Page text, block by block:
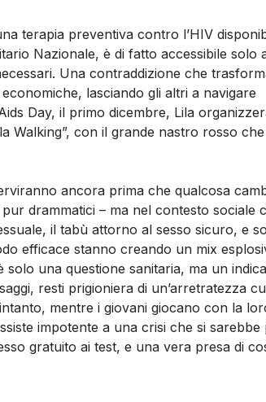
terapia preventiva contro l’HIV
Nazionale, è di fatto accessibile solo
Una contraddizione che
lasciando gli altri a navigare
Day, il primo dicembre, Lila
Walking”, con il grande nastro rosso
ancora prima che qualcosa
drammatici – ma nel contesto sociale
il tabù attorno al sesso sicuro, e
efficace stanno creando un mix
solo una questione sanitaria, ma un
resti prigioniera di un’arretratezza
mentre i giovani giocano con la
impotente a una crisi che si sarebbe
gratuito ai test, e una vera presa di